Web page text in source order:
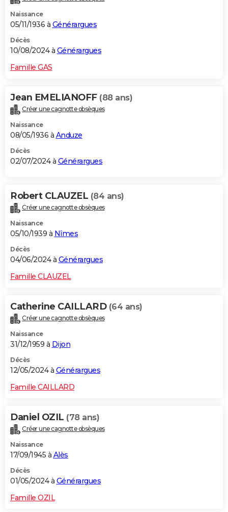
Naissance
05/11/1936 à Générargues
Décès
10/08/2024 à Générargues
Famille GAS
Jean EMELIANOFF (88 ans)
Créer une cagnotte obsèques
Naissance
08/05/1936 à Anduze
Décès
02/07/2024 à Générargues
Robert CLAUZEL (84 ans)
Créer une cagnotte obsèques
Naissance
05/10/1939 à Nîmes
Décès
04/06/2024 à Générargues
Famille CLAUZEL
Catherine CAILLARD (64 ans)
Créer une cagnotte obsèques
Naissance
31/12/1959 à Dijon
Décès
12/05/2024 à Générargues
Famille CAILLARD
Daniel OZIL (78 ans)
Créer une cagnotte obsèques
Naissance
17/09/1945 à Alès
Décès
01/05/2024 à Générargues
Famille OZIL